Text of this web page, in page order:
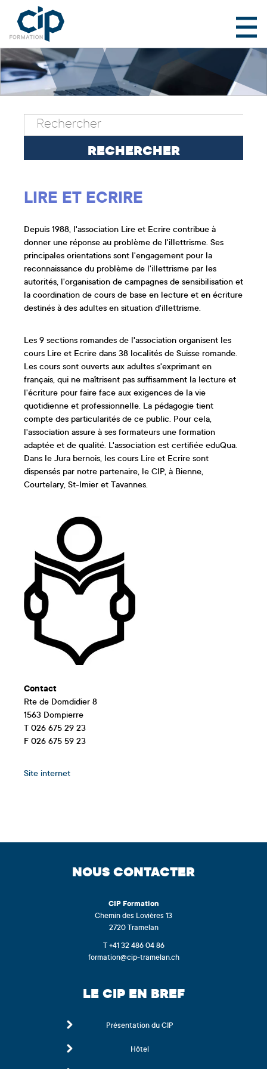
LIRE ET ECRIRE
Depuis 1988, l'association Lire et Ecrire contribue à
donner une réponse au problème de l'illettrisme. Ses
principales orientations sont l'engagement pour la
reconnaissance du problème de l'illettrisme par les
autorités, l'organisation de campagnes de sensibilisation et
la coordination de cours de base en lecture et en écriture
destinés à des adultes en situation d'illettrisme.
Les 9 sections romandes de l'association organisent les
cours Lire et Ecrire dans 38 localités de Suisse romande.
Les cours sont ouverts aux adultes s'exprimant en
français, qui ne maîtrisent pas suffisamment la lecture et
l'écriture pour faire face aux exigences de la vie
quotidienne et professionnelle. La pédagogie tient
compte des particularités de ce public. Pour cela,
l'association assure à ses formateurs une formation
adaptée et de qualité. L'association est certifiée eduQua.
Dans le Jura bernois, les cours Lire et Ecrire sont
dispensés par notre partenaire, le CIP, à Bienne,
Courtelary, St-Imier et Tavannes.
Contact
Rte de Domdidier 8
1563 Dompierre
T 026 675 29 23
F 026 675 59 23
Site internet
NOUS CONTACTER
CIP Formation
Chemin des Lovières 13
2720 Tramelan
T +41 32 486 04 86
formation@cip-tramelan.ch
LE CIP EN BREF
Présentation du CIP
Hôtel